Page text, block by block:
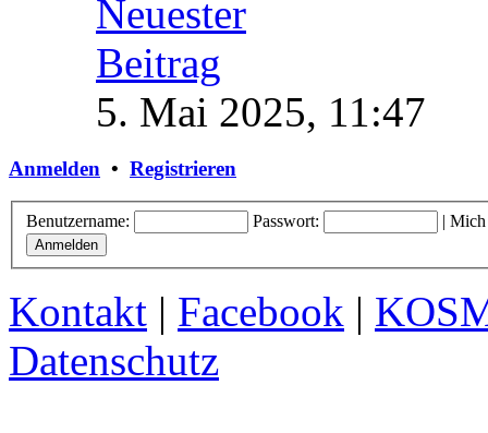
5. Mai 2025, 11:47
Anmelden • Registrieren
Benutzername: Passwort: | Mich
Kontakt | Facebook |
Datenschutz